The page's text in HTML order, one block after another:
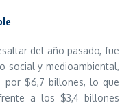
del año pasado, fue
social y medioambiental,
por $6,7 billones, lo que
a los $3,4 billones